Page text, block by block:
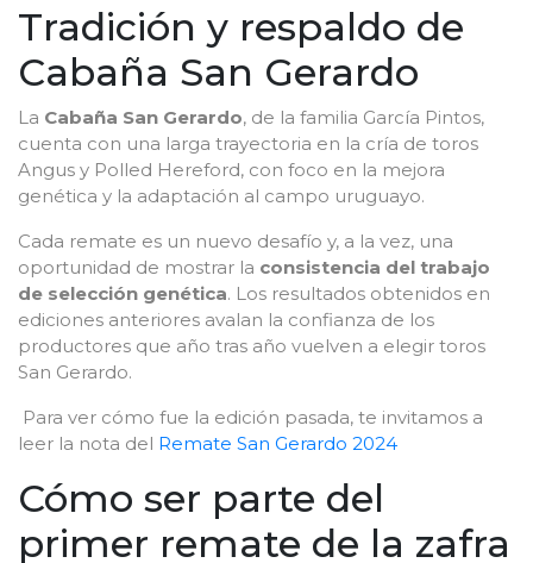
Tradición y respaldo de
Cabaña San Gerardo
La Cabaña San Gerardo, de la familia García Pintos,
cuenta con una larga trayectoria en la cría de toros
Angus y Polled Hereford, con foco en la mejora
genética y la adaptación al campo uruguayo.
Cada remate es un nuevo desafío y, a la vez, una
oportunidad de mostrar la consistencia del trabajo
de selección genética. Los resultados obtenidos en
ediciones anteriores avalan la confianza de los
productores que año tras año vuelven a elegir toros
San Gerardo.
Para ver cómo fue la edición pasada, te invitamos a
leer la nota del Remate San Gerardo 2024
Cómo ser parte del
primer remate de la zafra